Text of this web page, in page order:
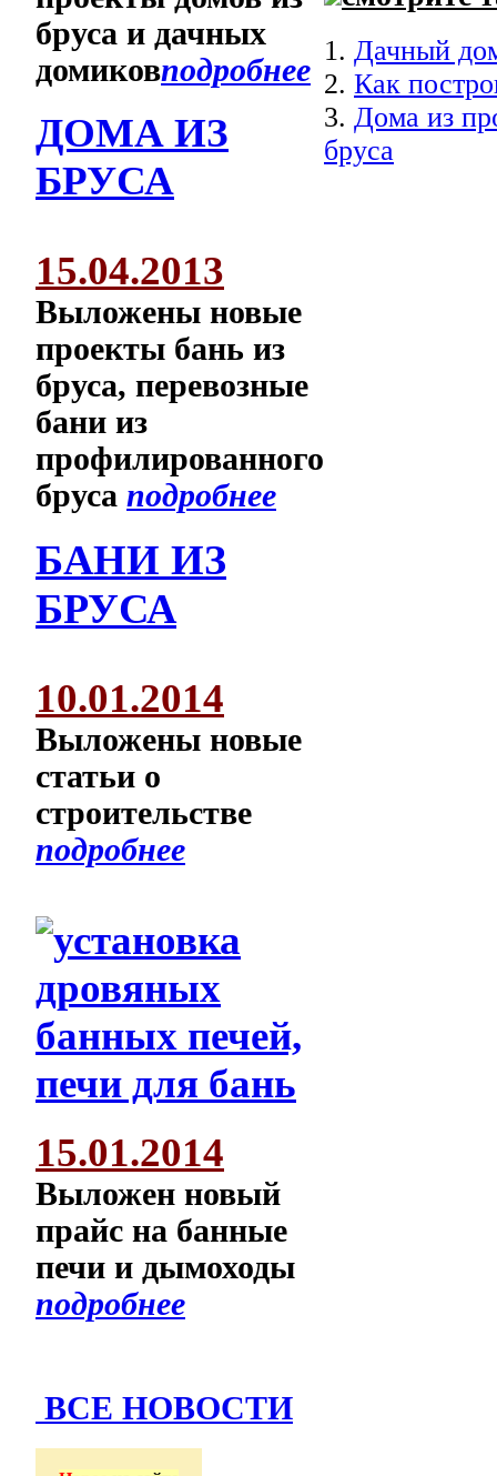
бруса и дачных
домиковподробнее
ДОМА ИЗ
БРУСА
15.04.2013
Выложены новые
проекты бань из
бруса, перевозные
бани из
профилированного
бруса подробнее
БАНИ ИЗ
БРУСА
10.01.2014
Выложены новые
статьи о
строительстве
подробнее
15.01.2014
Выложен новый
прайс на банные
печи и дымоходы
подробнее
ВСЕ НОВОСТИ
1. Дачный
2. Как
3. Дома из
бруса